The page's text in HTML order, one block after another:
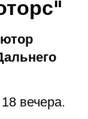
вечера.